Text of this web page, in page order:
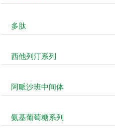
多肽
西他列汀系列
阿哌沙班中间体
氨基葡萄糖系列